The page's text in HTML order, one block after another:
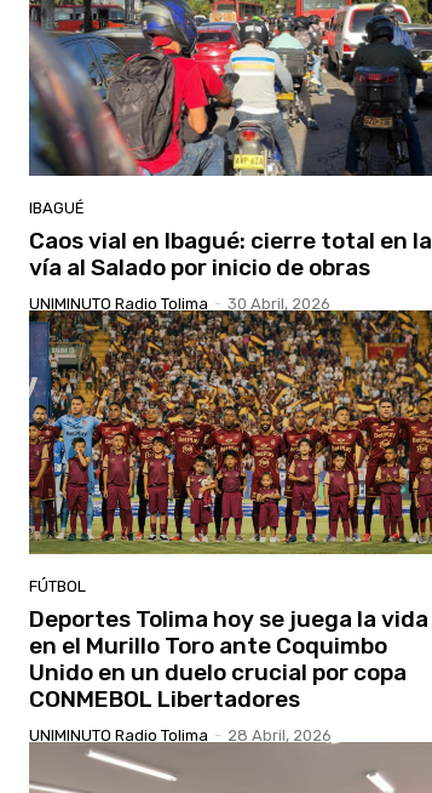
IBAGUÉ
Caos vial en Ibagué: cierre total en la
vía al Salado por inicio de obras
UNIMINUTO Radio Tolima - 30 Abril, 2026
FÚTBOL
Deportes Tolima hoy se juega la vida
en el Murillo Toro ante Coquimbo
Unido en un duelo crucial por copa
CONMEBOL Libertadores
UNIMINUTO Radio Tolima - 28 Abril, 2026